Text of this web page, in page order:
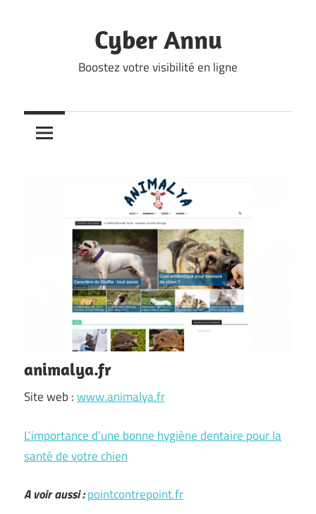
Cyber Annu
Boostez votre visibilité en ligne
animalya.fr
Site web :www.animalya.fr
L’importance d’une bonne hygiène dentaire pour la
santé de votre chien
A voir aussi :pointcontrepoint.fr